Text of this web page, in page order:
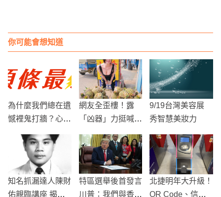
你可能會想知道
為什麼我們總在遺
憾裡鬼打牆？心理
應」教你如何用真
相劃下休止符
網友全歪樓！露
「凶器」力挺喊
正妹身分曝光
9/19台灣美容展
秀智慧美妝力
知名抓漏達人陳財
佑親臨講座 揭密
特區選舉後首發言
川普：我們與香港
北捷明年大升級！
QR Code、信用